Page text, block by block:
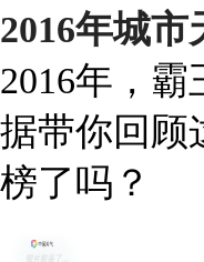
2016年城
2016年，
据带你回顾
榜了吗？